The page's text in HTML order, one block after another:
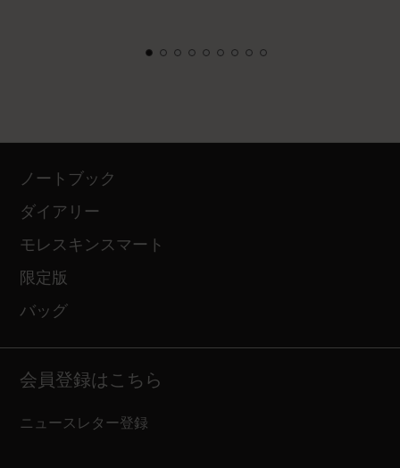
ノートブック
ダイアリー
モレスキンスマート
限定版
バッグ
会員登録はこちら
ニュースレター登録